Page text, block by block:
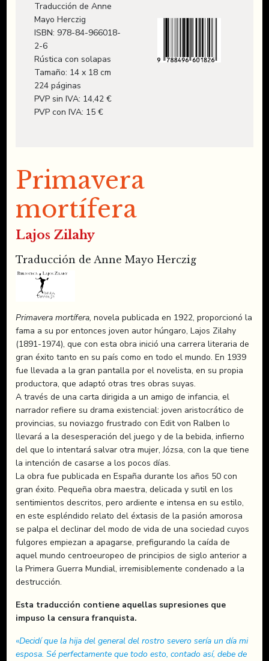
Traducción de Anne
Mayo Herczig
ISBN: 978-84-966018-
2-6
Rústica con solapas
Tamaño: 14 x 18 cm
224 páginas
PVP sin IVA: 14,42 €
PVP con IVA: 15 €
Primavera
mortífera
Lajos Zilahy
Traducción de Anne Mayo Herczig
Primavera mortífera, novela publicada en 1922, proporcionó la
fama a su por entonces joven autor húngaro, Lajos Zilahy
(1891-1974), que con esta obra inició una carrera literaria de
gran éxito tanto en su país como en todo el mundo. En 1939
fue llevada a la gran pantalla por el novelista, en su propia
productora, que adaptó otras tres obras suyas.
A través de una carta dirigida a un amigo de infancia, el
narrador refiere su drama existencial: joven aristocrático de
provincias, su noviazgo frustrado con Edit von Ralben lo
llevará a la desesperación del juego y de la bebida, infierno
del que lo intentará salvar otra mujer, Józsa, con la que tiene
la intención de casarse a los pocos días.
La obra fue publicada en España durante los años 50 con
gran éxito. Pequeña obra maestra, delicada y sutil en los
sentimientos descritos, pero ardiente e intensa en su estilo,
en este espléndido relato del éxtasis de la pasión amorosa
se palpa el declinar del modo de vida de una sociedad cuyos
fulgores empiezan a apagarse, prefigurando la caída de
aquel mundo centroeuropeo de principios de siglo anterior a
la Primera Guerra Mundial, irremisiblemente condenado a la
destrucción.
Esta traducción contiene aquellas supresiones que
impuso la censura franquista.
«Decidí que la hija del general del rostro severo sería un día mi
esposa. Sé perfectamente que todo esto, contado así, debe de